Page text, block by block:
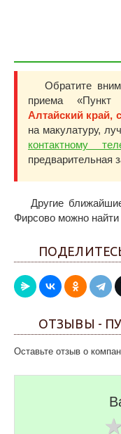
Обратите
приема
Алтайский край,
на макулатуру,
контактному
предварительная
Другие
Фирсово можно найти
ОТЗЫВЫ -
Оставьте отзыв о